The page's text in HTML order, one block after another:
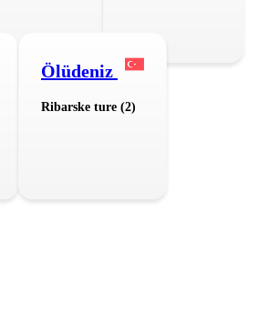
Ölüdeniz
Ribarske ture (2)